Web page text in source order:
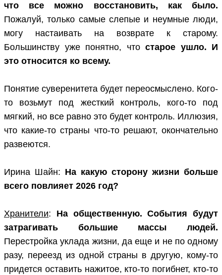
что все можно восстановить, как было.
Пожалуй, только самые слепые и неумные люди,
могу настаивать на возврате к старому.
Большинству уже понятно, что старое ушло. И
это относится ко всему.
Понятие суверенитета будет переосмыслено. Кого-
то возьмут под жесткий контроль, кого-то под
мягкий, но все равно это будет контроль. Иллюзия,
что какие-то страны что-то решают, окончательно
развеются.
Ирина Шайн: На какую сторону жизни больше
всего повлияет 2026 год?
Хранители: На общественную. События будут
затрагивать большие массы людей.
Перестройка уклада жизни, да еще и не по одному
разу, переезд из одной страны в другую, кому-то
придется оставить нажитое, кто-то погибнет, кто-то